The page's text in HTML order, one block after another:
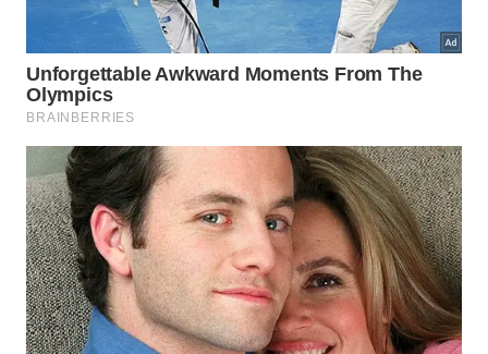
A ausência de crostas de sujeira facilita o controle
da temperatura e a eficiência energética, permitindo
que a economia e o cuidado andem de mãos dadas
no cotidiano. Existem alguns passos essenciais que
transformam essa tarefa doméstica em um